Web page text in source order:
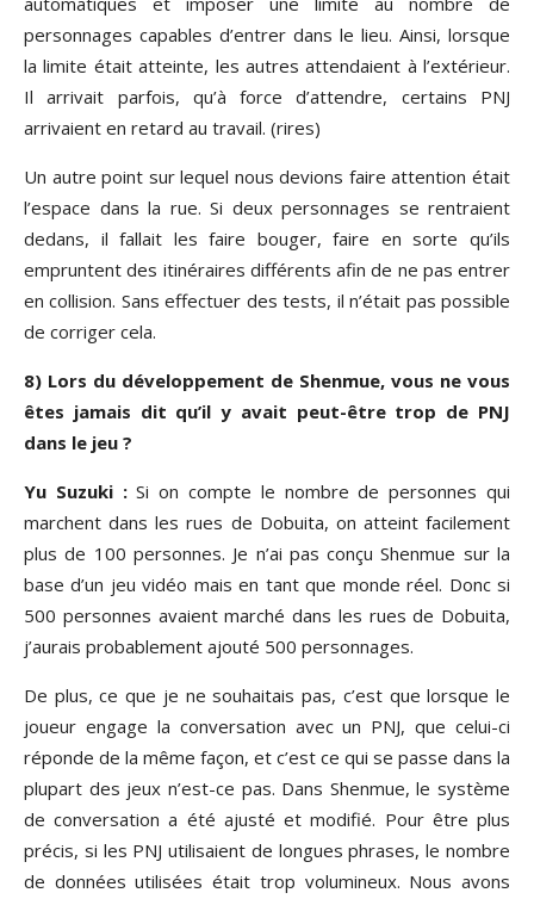
personnages capables d’entrer dans le lieu. Ainsi, lorsque
la limite était atteinte, les autres attendaient à l’extérieur.
Il arrivait parfois, qu’à force d’attendre, certains PNJ
arrivaient en retard au travail. (rires)
Un autre point sur lequel nous devions faire attention était
l’espace dans la rue. Si deux personnages se rentraient
dedans, il fallait les faire bouger, faire en sorte qu’ils
empruntent des itinéraires différents afin de ne pas entrer
en collision. Sans effectuer des tests, il n’était pas possible
de corriger cela.
8) Lors du développement de Shenmue, vous ne vous
êtes jamais dit qu’il y avait peut-être trop de PNJ
dans le jeu ?
Yu Suzuki :Si on compte le nombre de personnes qui
marchent dans les rues de Dobuita, on atteint facilement
plus de 100 personnes. Je n’ai pas conçu Shenmue sur la
base d’un jeu vidéo mais en tant que monde réel. Donc si
500 personnes avaient marché dans les rues de Dobuita,
j’aurais probablement ajouté 500 personnages.
De plus, ce que je ne souhaitais pas, c’est que lorsque le
joueur engage la conversation avec un PNJ, que celui-ci
réponde de la même façon, et c’est ce qui se passe dans la
plupart des jeux n’est-ce pas. Dans Shenmue, le système
de conversation a été ajusté et modifié. Pour être plus
précis, si les PNJ utilisaient de longues phrases, le nombre
de données utilisées était trop volumineux. Nous avons